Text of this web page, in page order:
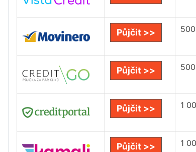
Půjčit >>
Půjčit >>
Půjčit >> 1
Půjčit >> 1